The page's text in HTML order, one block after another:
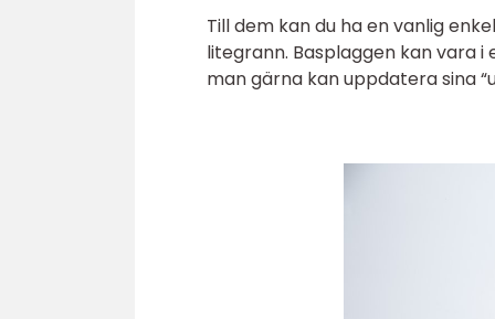
Till dem kan du ha en vanlig
litegrann. Basplaggen kan vara
man gärna kan uppdatera sina